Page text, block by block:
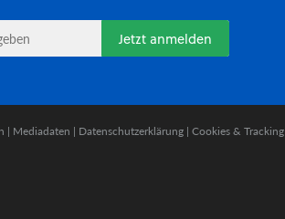
Jetzt anmelden
| Mediadaten | Datenschutzerklärung | Cookies & Tracking